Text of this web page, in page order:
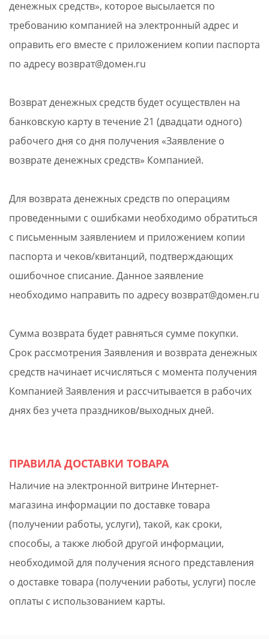
денежных средств», которое высылается по
требованию компанией на электронный адрес и
оправить его вместе с приложением копии паспорта
по адресу возврат@домен.ru
Возврат денежных средств будет осуществлен на
банковскую карту в течение 21 (двадцати одного)
рабочего дня со дня получения «Заявление о
возврате денежных средств» Компанией.
Для возврата денежных средств по операциям
проведенными с ошибками необходимо обратиться
с письменным заявлением и приложением копии
паспорта и чеков/квитанций, подтверждающих
ошибочное списание. Данное заявление
необходимо направить по адресу возврат@домен.ru
Сумма возврата будет равняться сумме покупки.
Срок рассмотрения Заявления и возврата денежных
средств начинает исчисляться с момента получения
Компанией Заявления и рассчитывается в рабочих
днях без учета праздников/выходных дней.
ПРАВИЛА ДОСТАВКИ ТОВАРА
Наличие на электронной витрине Интернет-
магазина информации по доставке товара
(получении работы, услуги), такой, как сроки,
способы, а также любой другой информации,
необходимой для получения ясного представления
о доставке товара (получении работы, услуги) после
оплаты с использованием карты.